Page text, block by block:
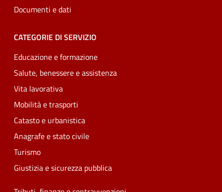
Documenti e dati
CATEGORIE DI SERVIZIO
Educazione e formazione
Salute, benessere e assistenza
Vita lavorativa
Mobilità e trasporti
Catasto e urbanistica
Anagrafe e stato civile
Turismo
Giustizia e sicurezza pubblica